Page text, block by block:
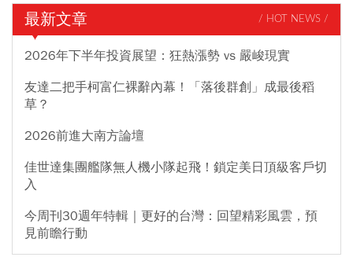
最新文章 / HOT NEWS /
2026年下半年投資展望：狂熱漲勢 vs 嚴峻現實
友達二把手柯富仁裸辭內幕！「落後群創」成最後稻
草？
2026前進大南方論壇
佳世達集團艦隊無人機小隊起飛！鎖定美日頂級客戶切
入
今周刊30週年特輯｜更好的台灣：回望精彩風雲，預
見前瞻行動